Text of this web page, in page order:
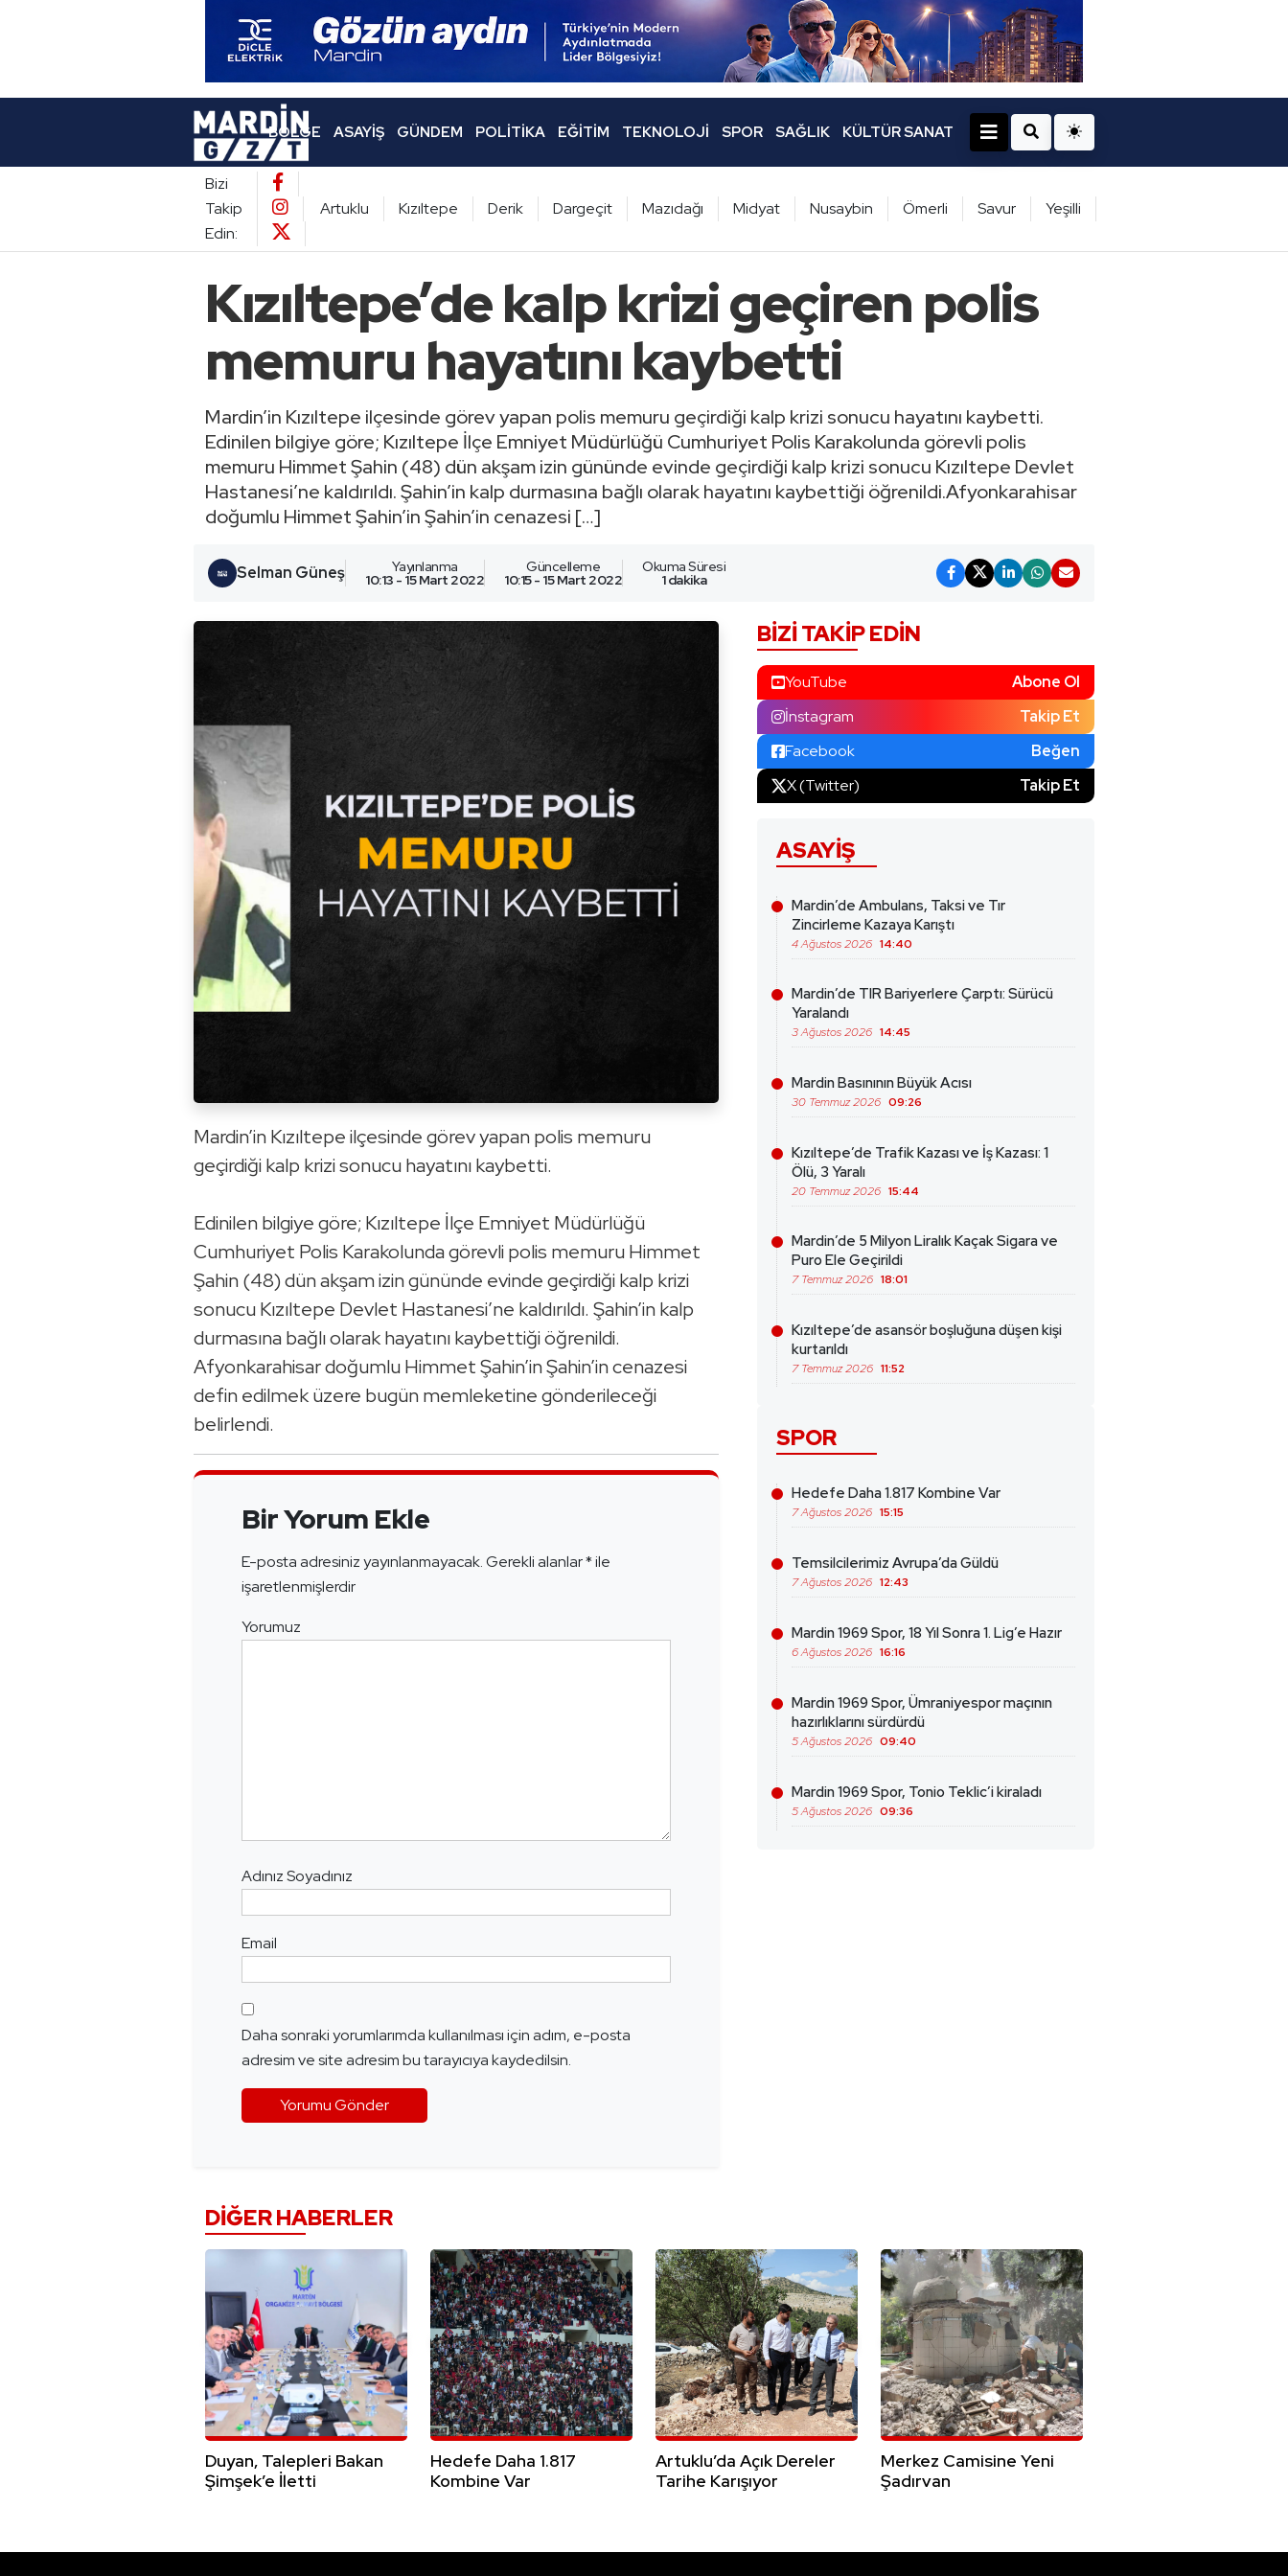
BÖLGE ASAYIŞ GÜNDEM POLITIKA EĞITIM TEKNOLOJI SPOR SAĞLIK KÜLTÜR SANAT
Bizi
Takip
Edin:
Artuklu Kızıltepe Derik Dargeçit Mazıdağı Midyat Nusaybin Ömerli Savur Yeşilli
Kızıltepe’de kalp krizi geçiren polis
memuru hayatını kaybetti
Mardin’in Kızıltepe ilçesinde görev yapan polis memuru geçirdiği kalp krizi sonucu hayatını kaybetti.
Edinilen bilgiye göre; Kızıltepe İlçe Emniyet Müdürlüğü Cumhuriyet Polis Karakolunda görevli polis
memuru Himmet Şahin (48) dün akşam izin gününde evinde geçirdiği kalp krizi sonucu Kızıltepe Devlet
Hastanesi’ne kaldırıldı. Şahin’in kalp durmasına bağlı olarak hayatını kaybettiği öğrenildi.Afyonkarahisar
doğumlu Himmet Şahin’in Şahin’in cenazesi […]
Selman Güneş Yayınlanma
10:13 - 15 Mart 2022
Güncelleme
10:15 - 15 Mart 2022
Okuma Süresi
1 dakika
Mardin’in Kızıltepe ilçesinde görev yapan polis memuru
geçirdiği kalp krizi sonucu hayatını kaybetti.
Edinilen bilgiye göre; Kızıltepe İlçe Emniyet Müdürlüğü
Cumhuriyet Polis Karakolunda görevli polis memuru Himmet
Şahin (48) dün akşam izin gününde evinde geçirdiği kalp krizi
sonucu Kızıltepe Devlet Hastanesi’ne kaldırıldı. Şahin’in kalp
durmasına bağlı olarak hayatını kaybettiği öğrenildi.
Afyonkarahisar doğumlu Himmet Şahin’in Şahin’in cenazesi
defin edilmek üzere bugün memleketine gönderileceği
belirlendi.
Bir Yorum Ekle
E-posta adresiniz yayınlanmayacak.Gerekli alanlar*ile
işaretlenmişlerdir
Yorumuz
Adınız Soyadınız
Email
Daha sonraki yorumlarımda kullanılması için adım, e-posta
adresim ve site adresim bu tarayıcıya kaydedilsin.
BIZI TAKIP EDIN
YouTube
Abone Ol
İnstagram
Takip Et
Facebook
Beğen
X (Twitter)
Takip Et
ASAYIŞ
Mardin’de Ambulans, Taksi ve Tır
Zincirleme Kazaya Karıştı
4 Ağustos 2026 14:40
Mardin’de TIR Bariyerlere Çarptı: Sürücü
Yaralandı
3 Ağustos 2026 14:45
Mardin Basınının Büyük Acısı
30 Temmuz 2026 09:26
Kızıltepe’de Trafik Kazası ve İş Kazası: 1
Ölü, 3 Yaralı
20 Temmuz 2026 15:44
Mardin’de 5 Milyon Liralık Kaçak Sigara ve
Puro Ele Geçirildi
7 Temmuz 2026 18:01
Kızıltepe’de asansör boşluğuna düşen kişi
kurtarıldı
7 Temmuz 2026 11:52
SPOR
Hedefe Daha 1.817 Kombine Var
7 Ağustos 2026 15:15
Temsilcilerimiz Avrupa’da Güldü
7 Ağustos 2026 12:43
Mardin 1969 Spor, 18 Yıl Sonra 1. Lig’e Hazır
6 Ağustos 2026 16:16
Mardin 1969 Spor, Ümraniyespor maçının
hazırlıklarını sürdürdü
5 Ağustos 2026 09:40
Mardin 1969 Spor, Tonio Teklic’i kiraladı
5 Ağustos 2026 09:36
DIĞER HABERLER
Duyan, Talepleri Bakan
Şimşek’e İletti
Hedefe Daha 1.817
Kombine Var
Artuklu’da Açık Dereler
Tarihe Karışıyor
Merkez Camisine Yeni
Şadırvan